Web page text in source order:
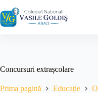
la
conținut
Concursuri extrașcolare
Prima pagină Educație